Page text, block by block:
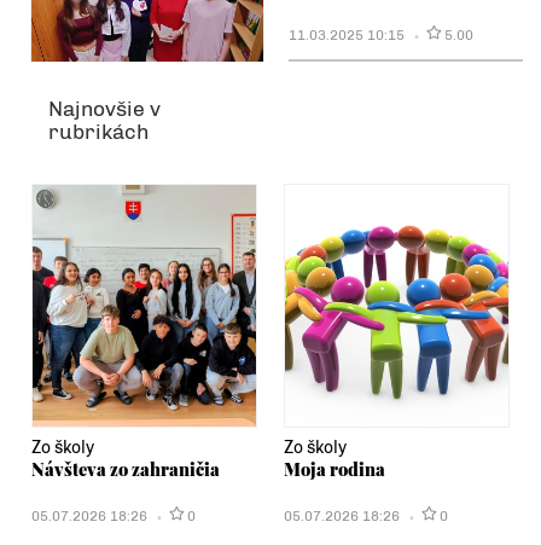
11.03.2025 10:15 5.00
Najnovšie v
rubrikách
Zo školy
Návšteva zo zahraničia
05.07.2026 18:26 0
Zo školy
Moja rodina
05.07.2026 18:26 0